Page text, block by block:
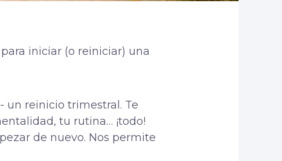
iniciar (o reiniciar) una
un reinicio trimestral. Te
tu rutina… ¡todo!
de nuevo. Nos permite